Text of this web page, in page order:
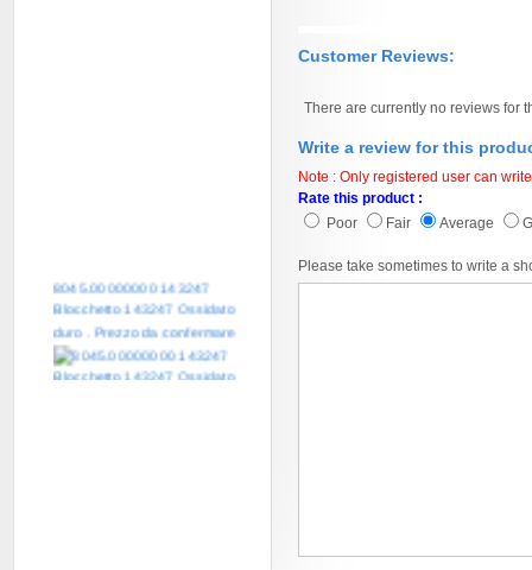
Customer Reviews:
There are currently no reviews for
Write a review for this
Note : Only registered user can
Rate this product :
Poor
Fair Average
Please take sometimes to write a
8045.00000000 143247
Blocchetto 143247 Ossidato
duro . Prezzo da confermare